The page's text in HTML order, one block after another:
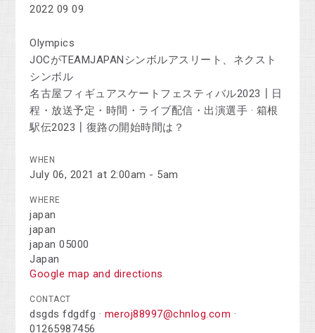
2022 09 09
Olympics
JOCがTEAMJAPANシンボルアスリート、ネクスト
シンボル
名古屋フィギュアスケートフェスティバル2023┃日
程・放送予定・時間・ライブ配信・出演選手 · 箱根
駅伝2023┃復路の開始時間は？
WHEN
July 06, 2021 at 2:00am - 5am
WHERE
japan
japan
japan 05000
Japan
Google map and directions
CONTACT
dsgds fdgdfg · meroj88997@chnlog.com ·
01265987456